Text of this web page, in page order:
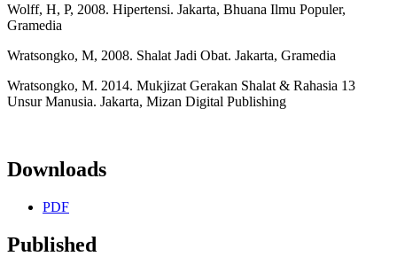
Wolff, H, P, 2008. Hipertensi. Jakarta, Bhuana Ilmu Populer,
Gramedia
Wratsongko, M, 2008. Shalat Jadi Obat. Jakarta, Gramedia
Wratsongko, M. 2014. Mukjizat Gerakan Shalat & Rahasia 13
Unsur Manusia. Jakarta, Mizan Digital Publishing
Downloads
PDF
Published